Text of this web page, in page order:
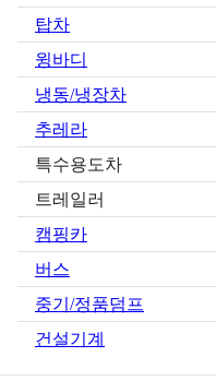
탑차
윙바디
냉동/냉장차
추레라
특수용도차
트레일러
캠핑카
버스
중기/정품덤프
건설기계